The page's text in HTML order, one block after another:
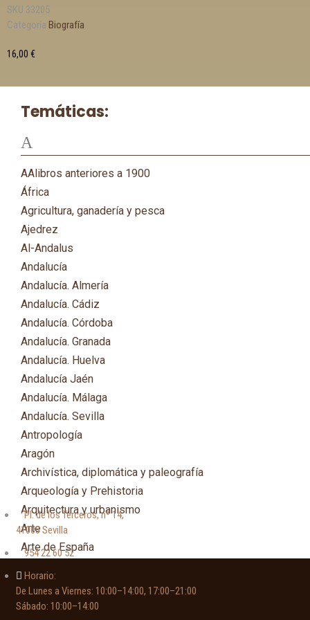
Temáticas:
A
AAlibros anteriores a 1900
África
Agricultura, ganadería y pesca
Ajedrez
Al-Andalus
Andalucía
Andalucía. Almería
Andalucía. Cádiz
Andalucía. Córdoba
Andalucía. Granada
Andalucía. Huelva
Andalucía Jaén
Andalucía. Málaga
Andalucía. Sevilla
Antropología
Aragón
Archivística, diplomática y paleografía
Arqueología y Prehistoria
Arquitectura y urbanismo
Arte
Arte de España
Astronomía
Asturias
SKU 33205
Categoría Biografía
16,00 €
Pl. de los Terceros, nº 14,
41003 Sevilla
954 22 60 52
Horario:
De Lunes a Viernes: 10:00–14:00, 17:00–21:00
Sábado: 10:00–14:00